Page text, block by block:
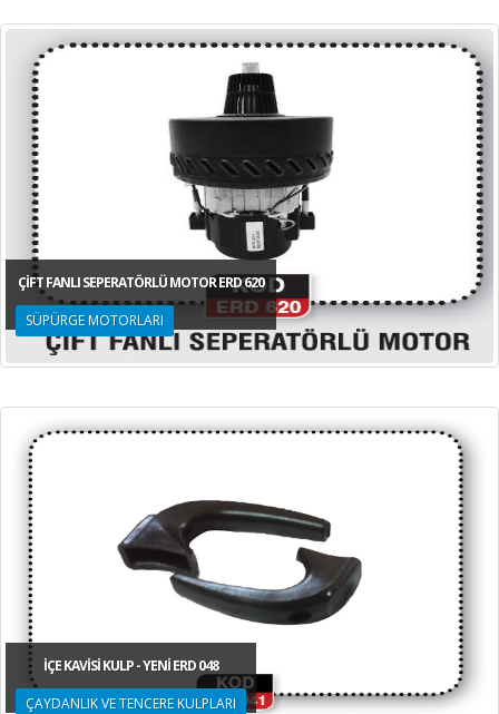
ÇİFT FANLI SEPERATÖRLÜ MOTOR ERD 620
SÜPÜRGE MOTORLARI
İÇE KAVİSİ KULP - YENİ ERD 048
ÇAYDANLIK VE TENCERE KULPLARI